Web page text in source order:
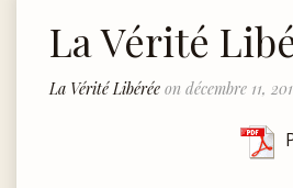
La Vérité
La Vérité Libérée on décembre 11,